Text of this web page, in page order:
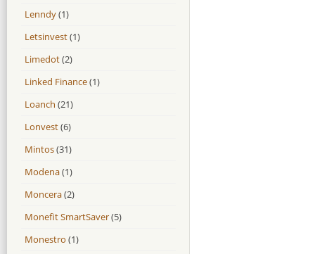
Lenndy(1)
Letsinvest(1)
Limedot(2)
Linked Finance(1)
Loanch (21)
Lonvest(6)
Mintos(31)
Modena(1)
Moncera(2)
Monefit SmartSaver(5)
Monestro (1)